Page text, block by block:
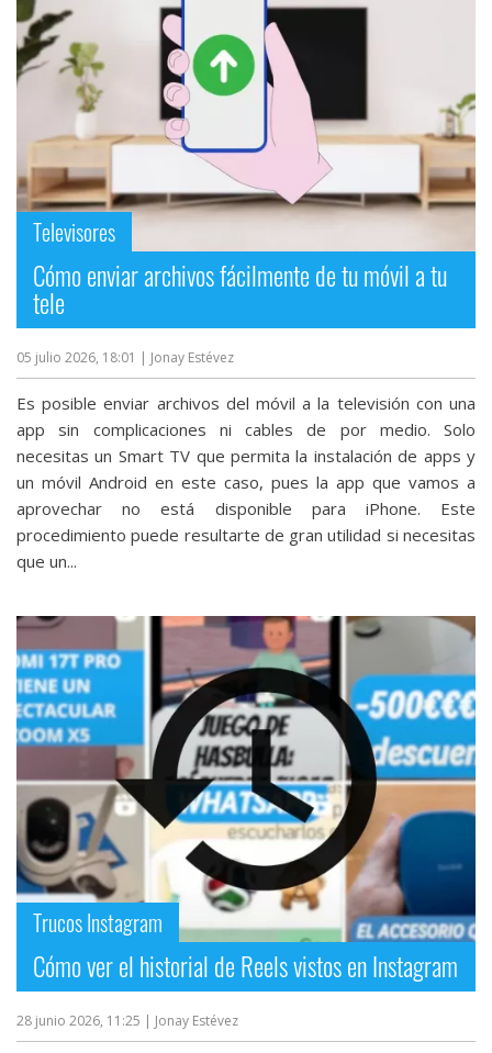
Televisores
Cómo enviar archivos fácilmente de tu móvil a tu
tele
05 julio 2026, 18:01 | Jonay Estévez
Es posible enviar archivos del móvil a la televisión con una
app sin complicaciones ni cables de por medio. Solo
necesitas un Smart TV que permita la instalación de apps y
un móvil Android en este caso, pues la app que vamos a
aprovechar no está disponible para iPhone. Este
procedimiento puede resultarte de gran utilidad si necesitas
que un...
Trucos Instagram
Cómo ver el historial de Reels vistos en Instagram
28 junio 2026, 11:25 | Jonay Estévez